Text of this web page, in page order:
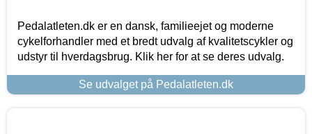
Pedalatleten.dk er en dansk, familieejet og moderne
cykelforhandler med et bredt udvalg af kvalitetscykler og
udstyr til hverdagsbrug. Klik her for at se deres udvalg.
Se udvalget på Pedalatleten.dk